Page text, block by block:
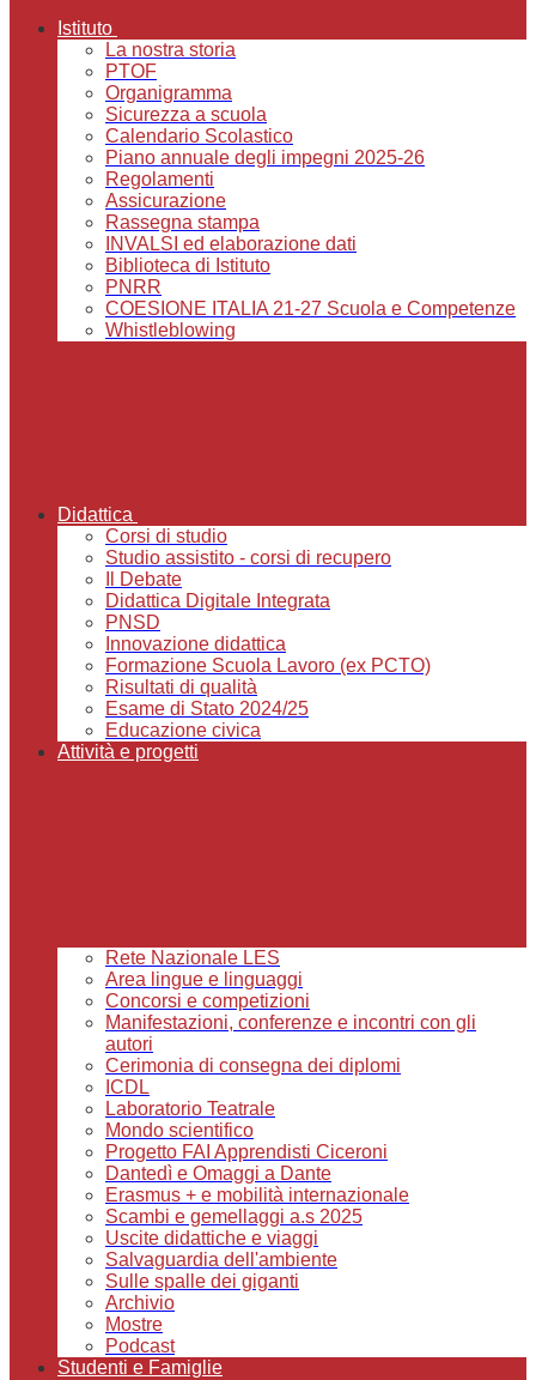
Istituto
La nostra storia
PTOF
Organigramma
Sicurezza a scuola
Calendario Scolastico
Piano annuale degli impegni 2025-26
Regolamenti
Assicurazione
Rassegna stampa
INVALSI ed elaborazione dati
Biblioteca di Istituto
PNRR
COESIONE ITALIA 21-27 Scuola e Competenze
Whistleblowing
Didattica
Corsi di studio
Studio assistito - corsi di recupero
Il Debate
Didattica Digitale Integrata
PNSD
Innovazione didattica
Formazione Scuola Lavoro (ex PCTO)
Risultati di qualità
Esame di Stato 2024/25
Educazione civica
Attività e progetti
Rete Nazionale LES
Area lingue e linguaggi
Concorsi e competizioni
Manifestazioni, conferenze e incontri con gli
autori
Cerimonia di consegna dei diplomi
ICDL
Laboratorio Teatrale
Mondo scientifico
Progetto FAI Apprendisti Ciceroni
Dantedì e Omaggi a Dante
Erasmus + e mobilità internazionale
Scambi e gemellaggi a.s 2025
Uscite didattiche e viaggi
Salvaguardia dell'ambiente
Sulle spalle dei giganti
Archivio
Mostre
Podcast
Studenti e Famiglie